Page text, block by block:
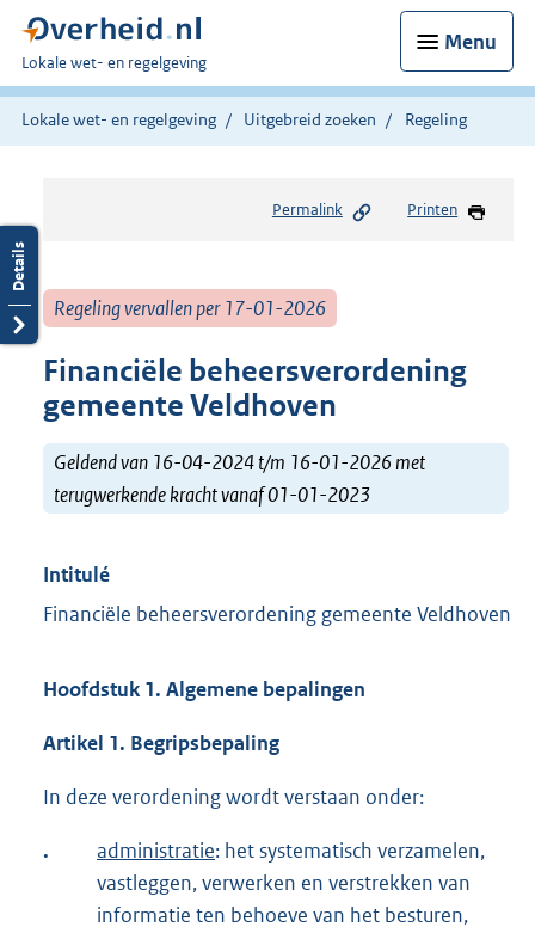
Menu
U
bent
hier:
Lokale wet- en regelgeving
Lokale wet- en regelgeving Uitgebreid zoeken Regeling
Permalink Printen
Regeling vervallen per 17-01-2026
Financiële beheersverordening
gemeente Veldhoven
Geldend van 16-04-2024 t/m 16-01-2026 met
terugwerkende kracht vanaf 01-01-2023
Intitulé
Financiële beheersverordening gemeente Veldhoven
Hoofdstuk 1. Algemene bepalingen
Artikel 1. Begripsbepaling
In deze verordening wordt verstaan onder:
. administratie: het systematisch verzamelen,
vastleggen, verwerken en verstrekken van
informatie ten behoeve van het besturen,